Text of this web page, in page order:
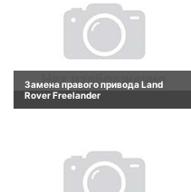
Замена правого привода Land
Rover Freelander